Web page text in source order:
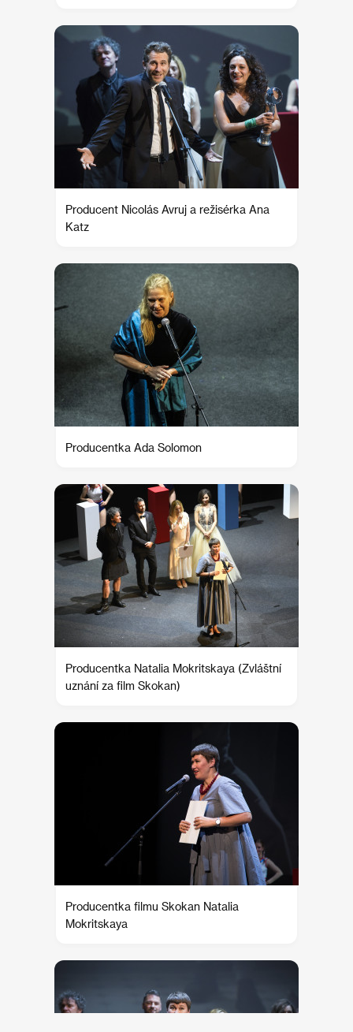
Producent Nicolás Avruj a režisérka Ana
Katz
Producentka Ada Solomon
Producentka Natalia Mokritskaya (Zvláštní
uznání za film Skokan)
Producentka filmu Skokan Natalia
Mokritskaya